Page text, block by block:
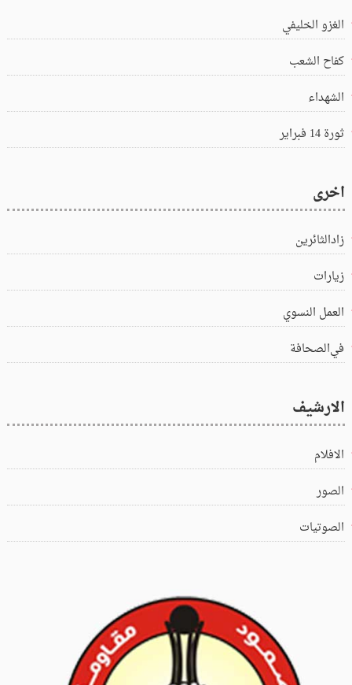
الغزو الخليفي
كفاح الشعب
الشهداء
ثورة 14 فبراير
اخرى
زادالثائرين
زيارات
العمل النسوي
في‌الصحافة
الارشيف
الافلام
الصور
الصوتيات